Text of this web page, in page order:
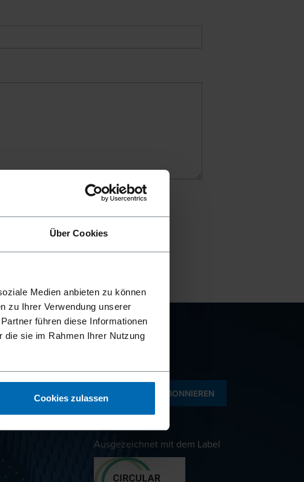
Über Cookies
Medien anbieten zu können
zu Ihrer Verwendung unserer
führen diese Informationen
die sie im Rahmen Ihrer Nutzung
Cookies zulassen NEWSLETTER ABONNIEREN
Ausgezeichnet mit dem Label